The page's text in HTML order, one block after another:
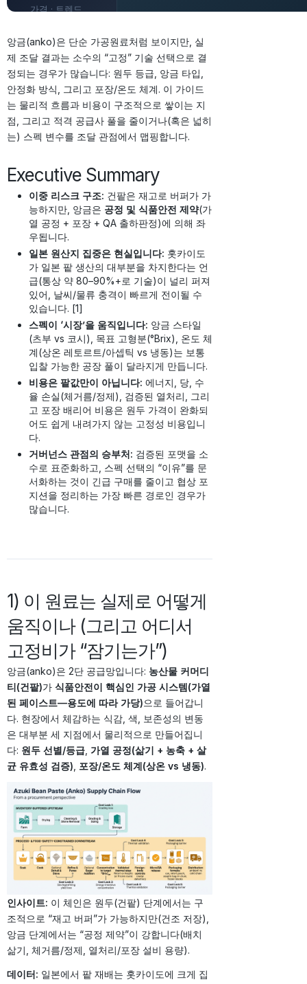
가격 · 트렌드
망
앙금(anko)은 단순 가공원료처럼 보이지만, 실
제 조달 결과는 소수의 “고정” 기술 선택으로 결
정되는 경우가 많습니다: 원두 등급, 앙금 타입,
안정화 방식, 그리고 포장/온도 체계. 이 가이드
는 물리적 흐름과 비용이 구조적으로 쌓이는 지
점, 그리고 적격 공급사 풀을 줄이거나(혹은 넓히
는) 스펙 변수를 조달 관점에서 맵핑합니다.
Executive Summary
이중 리스크 구조: 건팥은 재고로 버퍼가 가
능하지만, 앙금은 공정 및 식품안전 제약(가
열 공정 + 포장 + QA 출하판정)에 의해 좌
우됩니다.
일본 원산지 집중은 현실입니다: 홋카이도
가 일본 팥 생산의 대부분을 차지한다는 언
급(통상 약 80–90%+로 기술)이 널리 퍼져
있어, 날씨/물류 충격이 빠르게 전이될 수
있습니다. [1]
스펙이 ‘시장’을 움직입니다: 앙금 스타일
(츠부 vs 코시), 목표 고형분(°Brix), 온도 체
계(상온 레토르트/아셉틱 vs 냉동)는 보통
입찰 가능한 공장 풀이 달라지게 만듭니다.
비용은 팥값만이 아닙니다: 에너지, 당, 수
율 손실(체거름/정제), 검증된 열처리, 그리
고 포장 배리어 비용은 원두 가격이 완화되
어도 쉽게 내려가지 않는 고정성 비용입니
다.
거버넌스 관점의 승부처: 검증된 포맷을 소
수로 표준화하고, 스펙 선택의 “이유”를 문
서화하는 것이 긴급 구매를 줄이고 협상 포
지션을 정리하는 가장 빠른 경로인 경우가
많습니다.
1) 이 원료는 실제로 어떻게
움직이나 (그리고 어디서
고정비가 “잠기는가”)
앙금(anko)은 2단 공급망입니다: 농산물 커머디
티(건팥)가 식품안전이 핵심인 가공 시스템(가열
된 페이스트—용도에 따라 가당)으로 들어갑니
다. 현장에서 체감하는 식감, 색, 보존성의 변동
은 대부분 세 지점에서 물리적으로 만들어집니
다: 원두 선별/등급, 가열 공정(삶기 + 농축 + 살
균 유효성 검증), 포장/온도 체계(상온 vs 냉동).
인사이트: 이 체인은 원두(건팥) 단계에서는 구
조적으로 “재고 버퍼”가 가능하지만(건조 저장),
앙금 단계에서는 “공정 제약”이 강합니다(배치
삶기, 체거름/정제, 열처리/포장 설비 용량).
데이터: 일본에서 팥 재배는 홋카이도에 크게 집